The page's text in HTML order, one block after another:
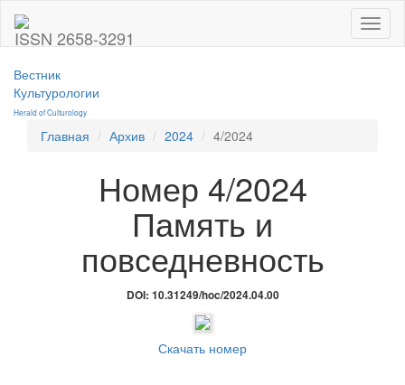
ISSN 2658-3291
Вестник
Культурологии
Herald of Culturology
Главная Архив 2024 4/2024
Номер 4/2024
Память и
повседневность
DOI: 10.31249/hoc/2024.04.00
Скачать номер